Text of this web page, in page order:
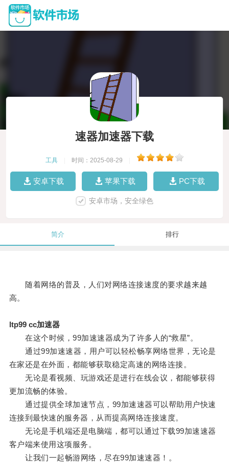
速器加速器下载
工具 时间：2025-08-29
安卓下载 苹果下载 PC下载
安卓市场，安全绿色
简介 排行
随着网络的普及，人们对网络连接速度的要求越来越
高。
ltp99 cc加速器
在这个时候，99加速速器成为了许多人的“救星”。
通过99加速速器，用户可以轻松畅享网络世界，无论是
在家还是在外面，都能够获取稳定高速的网络连接。
无论是看视频、玩游戏还是进行在线会议，都能够获得
更加流畅的体验。
通过提供全球加速节点，99加速速器可以帮助用户快速
连接到最快速的服务器，从而提高网络连接速度。
无论是手机端还是电脑端，都可以通过下载99加速速器
客户端来使用这项服务。
让我们一起畅游网络，尽在99加速速器！。